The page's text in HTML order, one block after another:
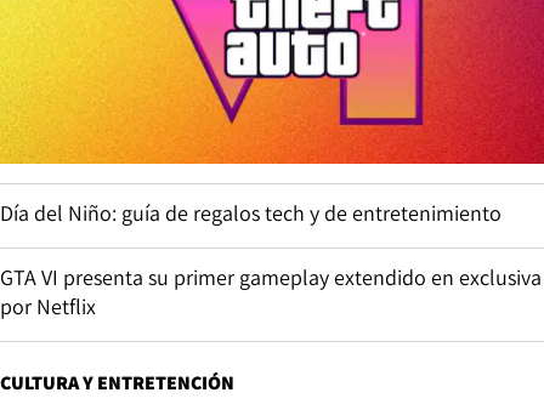
Día del Niño: guía de regalos tech y de entretenimiento
GTA VI presenta su primer gameplay extendido en exclusiva
por Netflix
CULTURA Y ENTRETENCIÓN